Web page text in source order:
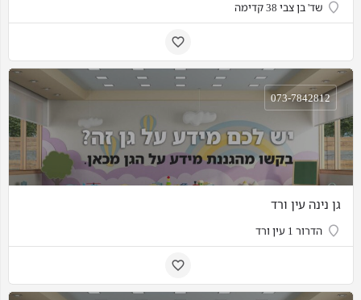
שד' בן צבי 38 קדימה
גן נינה עין ורד
הדרור 1 עין ורד
073-7842812